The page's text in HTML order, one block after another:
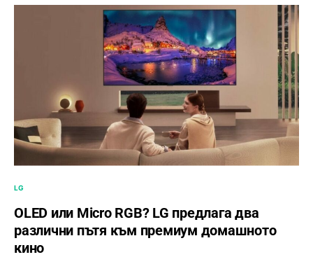
LG
OLED или Micro RGB? LG предлага два
различни пътя към премиум домашното
кино